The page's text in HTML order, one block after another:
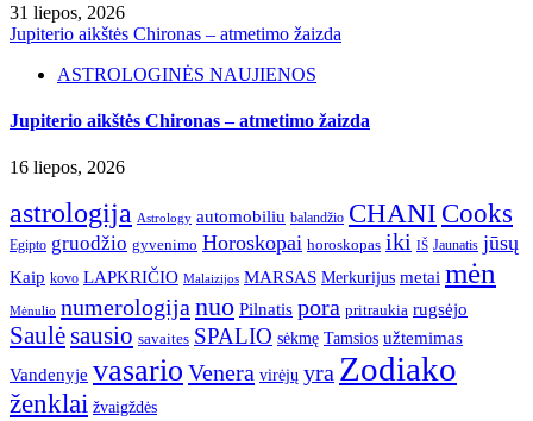
31 liepos, 2026
Jupiterio aikštės Chironas – atmetimo žaizda
ASTROLOGINĖS NAUJIENOS
Jupiterio aikštės Chironas – atmetimo žaizda
16 liepos, 2026
astrologija Astrology automobiliu balandžio CHANI Cooks
Egipto gruodžio gyvenimo Horoskopai horoskopas iki IŠ Jaunatis jūsų
Kaip kovo LAPKRIČIO Malaizijos MARSAS Merkurijus metai mėn
Mėnulio numerologija nuo Pilnatis pora pritraukia rugsėjo
Saulėsausio savaites SPALIO sėkmę Tamsios užtemimas
Vandenyje vasario Venera virėjų yra Zodiako
ženklai žvaigždės